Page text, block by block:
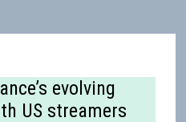
evolving
US streamers